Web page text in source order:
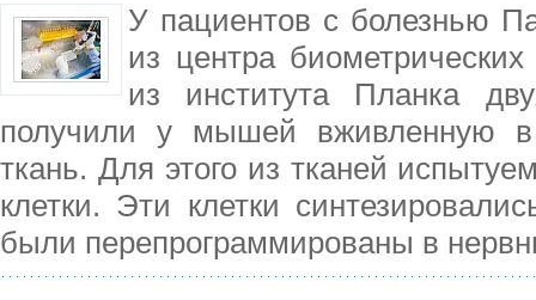
У пациентов с болезнью
из центра
из института Планка
получили у мышей вживленную в
ткань. Для этого из тканей
клетки. Эти клетки
были перепрограммированы в